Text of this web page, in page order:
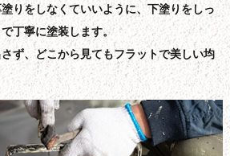
りをしなくていいように、下塗りをしっ
丁寧に塗装します。
ず、どこから見てもフラットで美しい均